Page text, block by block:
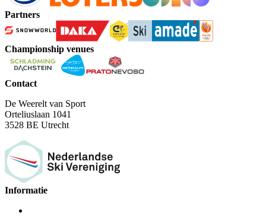
Partners
Championship venues
Contact
De Weerelt van Sport
Orteliuslaan 1041
3528 BE Utrecht
Informatie